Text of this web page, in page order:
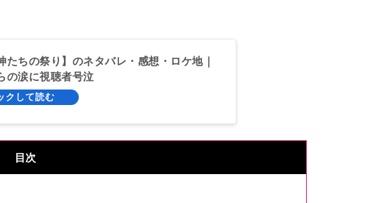
たちの祭り】のネタバレ・感想・ロケ地｜
の涙に視聴者号泣
目次